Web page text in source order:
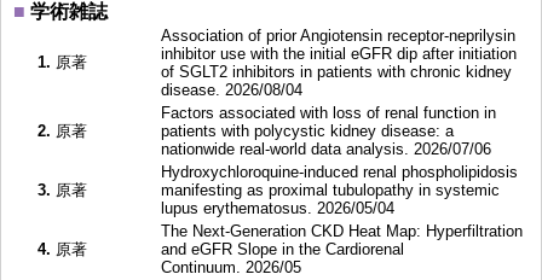
■ 学術雑誌
1. 原著
Association of prior Angiotensin receptor-neprilysin
inhibitor use with the initial eGFR dip after initiation
of SGLT2 inhibitors in patients with chronic kidney
disease. 2026/08/04
2. 原著
Factors associated with loss of renal function in
patients with polycystic kidney disease: a
nationwide real-world data analysis. 2026/07/06
3. 原著
Hydroxychloroquine-induced renal phospholipidosis
manifesting as proximal tubulopathy in systemic
lupus erythematosus. 2026/05/04
4. 原著
The Next-Generation CKD Heat Map: Hyperfiltration
and eGFR Slope in the Cardiorenal
Continuum. 2026/05